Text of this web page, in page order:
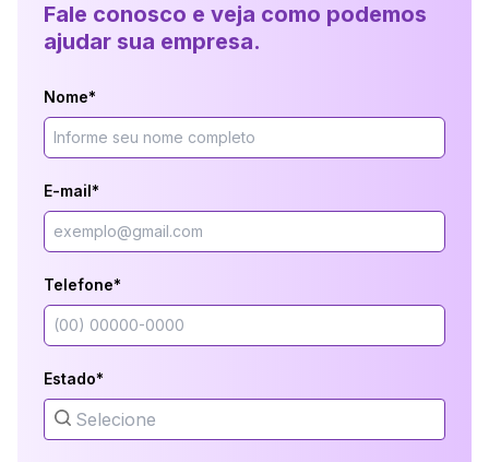
Fale conosco e veja como podemos
ajudar sua empresa.
Nome*
E-mail*
Telefone*
Estado*